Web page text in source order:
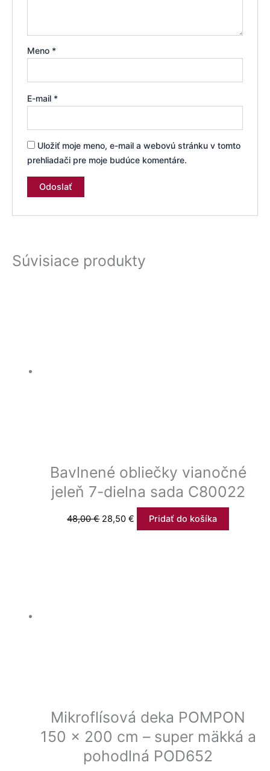
Meno *
E-mail *
Uložiť moje meno, e-mail a webovú stránku v tomto
prehliadači pre moje budúce komentáre.
Súvisiace produkty
Bavlnené obliečky vianočné
jeleň 7-dielna sada C80022
48,00€ 28,50€ Pridať do košíka
Mikroflísová deka POMPON
150 x 200 cm – super mäkká a
pohodlná POD652